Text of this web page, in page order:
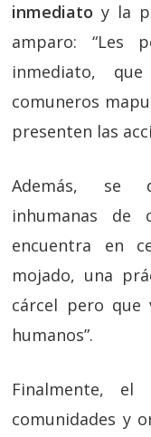
inmediato y la
amparo: “Les
inmediato,
comuneros
presenten las
Además, se
inhumanas de
encuentra en
mojado, una
cárcel pero que
humanos”.
Finalmente,
comunidades y